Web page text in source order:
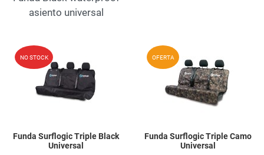
asiento universal
NO STOCK Add to Wishlist
Funda Surflogic Triple Black
Universal
OFERTA
Funda Surflogic Triple Camo
Universal